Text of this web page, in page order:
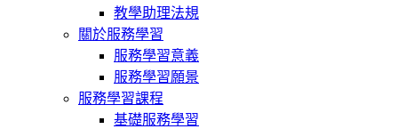
教學助理法規
關於服務學習
服務學習意義
服務學習願景
服務學習課程
基礎服務學習